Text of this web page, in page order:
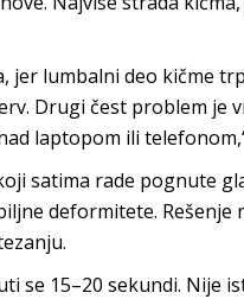
jer lumbalni deo kičme
Drugi čest problem je
laptopom ili
satima rade pognute
deformitete. Rešenje
se 15–20 sekundi. Nije